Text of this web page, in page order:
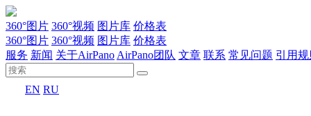
360°图片 360°视频 图片库 价格表
360°图片 360°视频 图片库 价格表
服务 新闻 关于AirPano AirPano团队 文章 联系 常见问题 引用
EN RU